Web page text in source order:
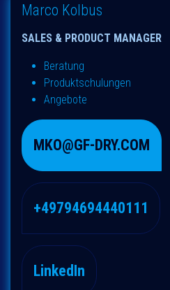
Marco Kolbus
SALES & PRODUCT MANAGER
Beratung
Produktschulungen
Angebote
MKO@GF-DRY.COM
+49794694440111
LinkedIn